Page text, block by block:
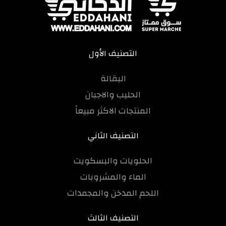
التصنيف الأول
البقالة
الحليب والاجبان
المنتجات الاكثر مبيعاً
التصنيف الثاني
الحلويات والبسكويت
الماء والمشروبات
اللحم المدخن والمجمدات
التصنيف الثالث